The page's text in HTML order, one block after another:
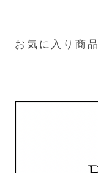
お気に入り商品